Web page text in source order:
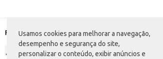
Usamos cookies para melhorar a navegação,
desempenho e segurança do site,
personalizar o conteúdo, exibir anúncios e
Formas de pagamento